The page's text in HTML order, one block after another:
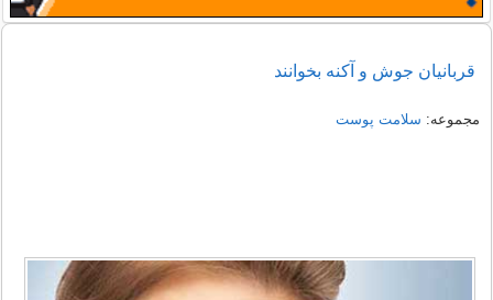
قربانیان جوش و آکنه بخوانند
مجموعه: سلامت پوست